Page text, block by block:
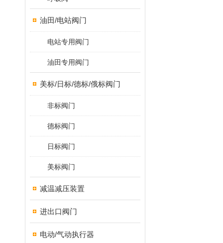
油田/电站阀门
电站专用阀门
油田专用阀门
美标/日标/德标/俄标阀门
非标阀门
德标阀门
日标阀门
美标阀门
减温减压装置
进出口阀门
电动/气动执行器